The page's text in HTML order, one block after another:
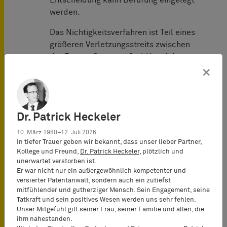
werden.
Das Nichtigkeitsverfahren ist Teil eines
größeren Verletzungsstreits zwischen
der Rogers Germany GmbH und der
Umfang aufrechterhaltenen Patents
ein Verletzungsberufungsverfahren
zwischen der Rogers Germany GmbH
und den KCC Unternehmen vor dem
OLG Karlsruhe anhängig.
Vertreter der Rogers Germany GmbH:
BARDEHLE PAGENBERG (München)
Tobias Kaufmann(Patentanwalt und
European Patent Attorney, Partner)
×
Dr. Patrick Heckeler
10. März 1980–12. Juli 2026
In tiefer Trauer geben wir bekannt, dass unser lieber Partner,
Kollege und Freund, Dr. Patrick Heckeler, plötzlich und
unerwartet verstorben ist.
Er war nicht nur ein außergewöhnlich kompetenter und
versierter Patentanwalt, sondern auch ein zutiefst
mitfühlender und gutherziger Mensch. Sein Engagement, seine
Tatkraft und sein positives Wesen werden uns sehr fehlen.
Unser Mitgefühl gilt seiner Frau, seiner Familie und allen, die
ihm nahestanden.